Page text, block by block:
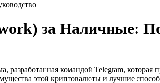
за Наличные:
командой Telegram, которая
этой криптовалюты и лучшие